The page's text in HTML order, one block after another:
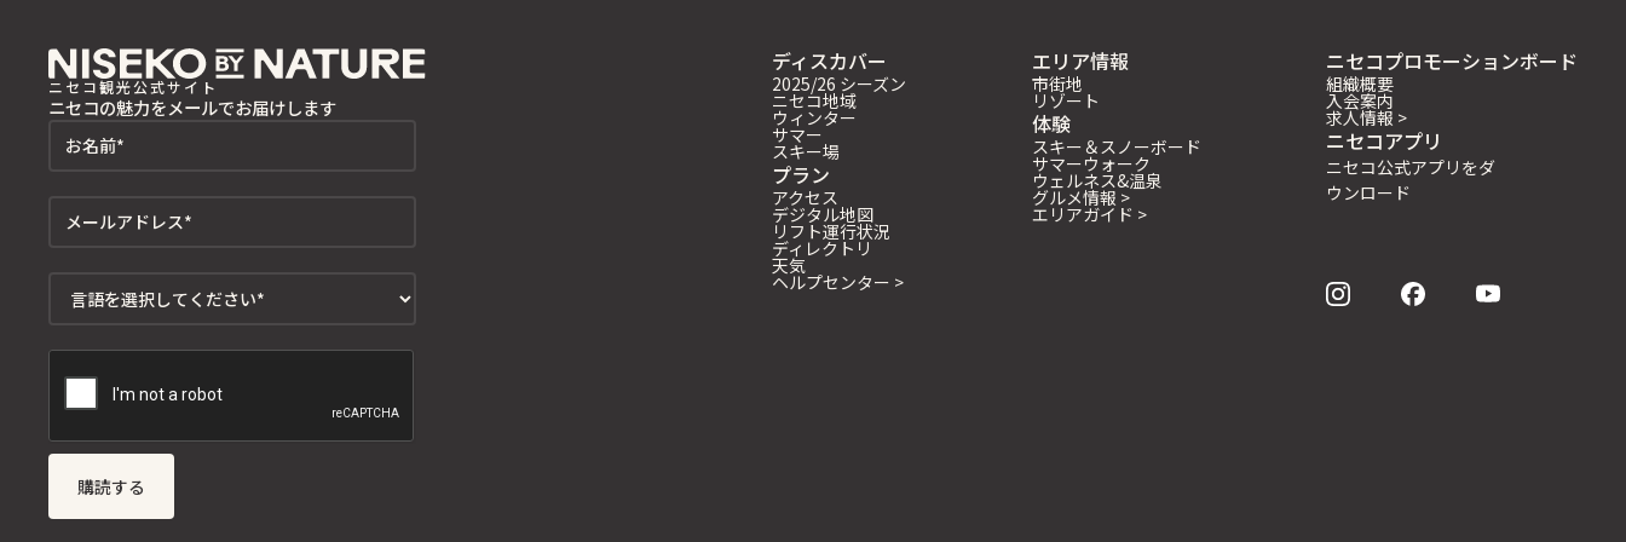
ニセコ観光公式サイト
ニセコの魅力をメールでお届けします
ディスカバー
2025/26 シーズン
ニセコ地域
ウィンター
サマー
スキー場
プラン
アクセス
デジタル地図
リフト運行状況
ディレクトリ
天気
ヘルプセンター >
エリア情報
市街地
リゾート
体験
スキー＆スノーボード
サマーウォーク
ウェルネス&温泉
グルメ情報 >
エリアガイド >
ニセコプロモーションボード
組織概要
入会案内
求人情報 >
ニセコアプリ
ニセコ公式アプリをダ
ウンロード